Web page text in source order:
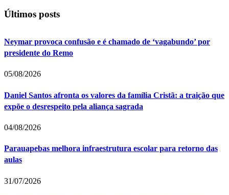
Últimos posts
Neymar provoca confusão e é chamado de ‘vagabundo’ por
presidente do Remo
05/08/2026
Daniel Santos afronta os valores da família Cristã: a traição que
expõe o desrespeito pela aliança sagrada
04/08/2026
Parauapebas melhora infraestrutura escolar para retorno das
aulas
31/07/2026